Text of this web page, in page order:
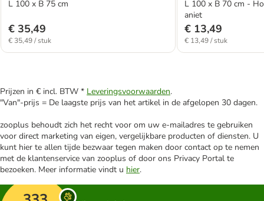
L 100 x B 75 cm
€ 35,49
€ 35,49 / stuk
L 100 x B 70 cm -
aniet
€ 13,49
€ 13,49 / stuk
Prijzen in € incl. BTW * Leveringsvoorwaarden.
"Van"-prijs = De laagste prijs van het artikel in de afgelopen 30 dagen.
zooplus behoudt zich het recht voor om uw e-mailadres te gebruiken
voor direct marketing van eigen, vergelijkbare producten of diensten. U
kunt hier te allen tijde bezwaar tegen maken door contact op te nemen
met de klantenservice van zooplus of door ons Privacy Portal te
bezoeken. Meer informatie vindt u hier.